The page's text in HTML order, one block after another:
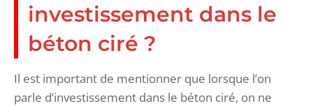
investissement dans le
béton ciré ?
Il est important de mentionner que lorsque l’on
parle d’investissement dans le béton ciré, on ne